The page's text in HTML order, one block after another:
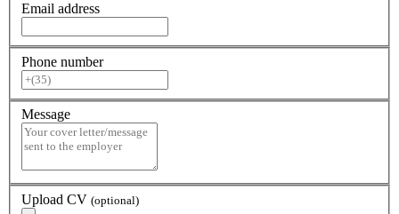
Email address
Phone number
Message
Upload CV (optional)